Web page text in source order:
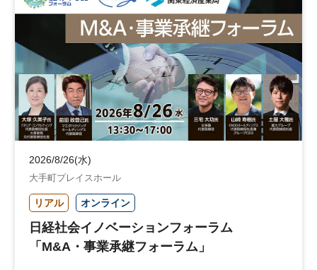
地域活性化 自治体
2026/8/26(水)
大手町プレイスホール
リアル オンライン
日経社会イノベーションフォーラム
「M&A・事業承継フォーラム」